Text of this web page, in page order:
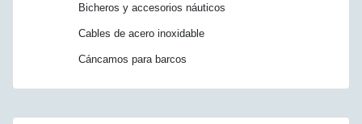
Bicheros y accesorios náuticos
Cables de acero inoxidable
Cáncamos para barcos